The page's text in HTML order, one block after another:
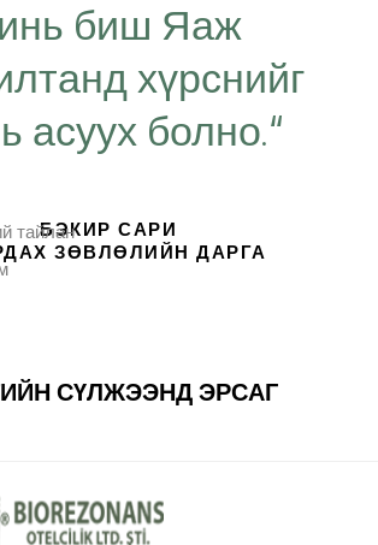
биш Яаж
хүрснийг
асуух болно.“
БЭКИР САРИ
ЗӨВЛӨЛИЙН ДАРГА
тайлан
СҮЛЖЭЭНД ЭРСАГ